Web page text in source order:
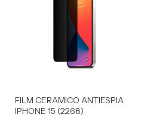
FILM CERAMICO ANTIESPIA
IPHONE 15 (2268)